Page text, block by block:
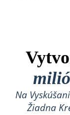
Na
Žiadna